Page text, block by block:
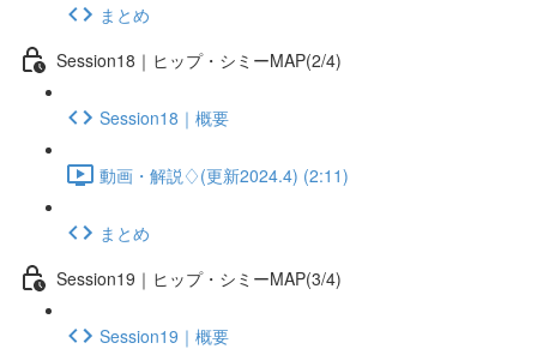
まとめ
Session18｜ヒップ・シミーMAP(2/4)
Session18｜概要
動画・解説♢(更新2024.4) (2:11)
まとめ
Session19｜ヒップ・シミーMAP(3/4)
Session19｜概要